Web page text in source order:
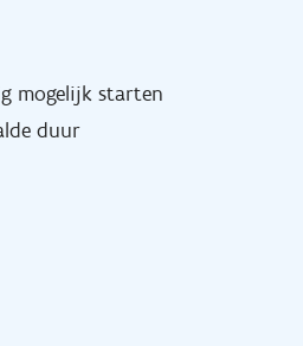
mogelijk starten
duur